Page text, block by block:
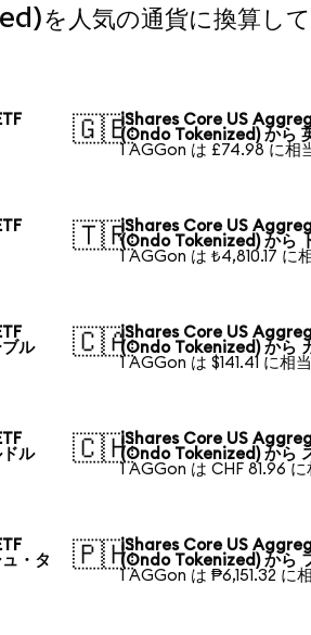
人気の通貨に換算して
🇬🇧iShares Core US
(Ondo Tokenized) から
1 AGGon は £74.98 に相
🇹🇷iShares Core US
(Ondo Tokenized) から
1 AGGon は ₺4,810.17 に
ル
🇨🇦iShares Core US
(Ondo Tokenized) から
1 AGGon は $141.41 に相当
ル
🇨🇭iShares Core US
(Ondo Tokenized) から
1 AGGon は CHF 81.96 に
・タ
🇵🇭iShares Core US
(Ondo Tokenized) から
1 AGGon は ₱6,151.32 に